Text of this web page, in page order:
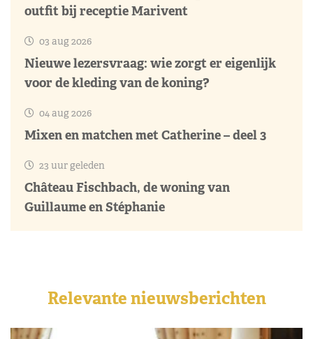
outfit bij receptie Marivent
03 aug 2026
Nieuwe lezersvraag: wie zorgt er eigenlijk
voor de kleding van de koning?
04 aug 2026
Mixen en matchen met Catherine – deel 3
23 uur geleden
Château Fischbach, de woning van
Guillaume en Stéphanie
Relevante nieuwsberichten